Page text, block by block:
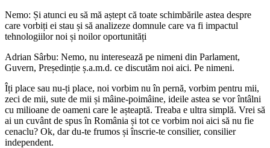
Nemo: Și atunci eu să mă aștept că toate schimbările astea despre
care vorbiți ei stau și să analizeze domnule care va fi impactul
tehnologiilor noi și noilor oportunități
Adrian Sârbu: Nemo, nu interesează pe nimeni din Parlament,
Guvern, Președinție ș.a.m.d. ce discutăm noi aici. Pe nimeni.
Îți place sau nu-ți place, noi vorbim nu în pernă, vorbim pentru mii,
zeci de mii, sute de mii și mâine-poimâine, ideile astea se vor întâlni
cu milioane de oameni care le așteaptă. Treaba e ultra simplă. Vrei să
ai un cuvânt de spus în România și tot ce vorbim noi aici să nu fie
cenaclu? Ok, dar du-te frumos și înscrie-te consilier, consilier
independent.